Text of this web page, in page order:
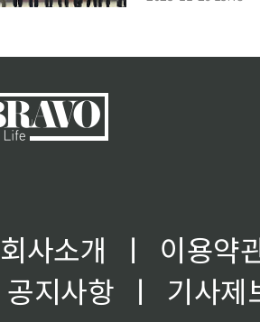
회사소개 ㅣ
이용약
공지사항
ㅣ
기사제